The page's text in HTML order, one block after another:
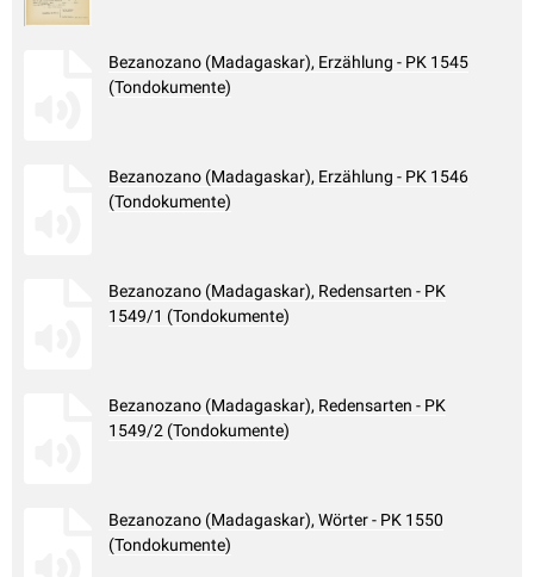
Bezanozano (Madagaskar), Erzählung - PK 1545
(Tondokumente)
Bezanozano (Madagaskar), Erzählung - PK 1546
(Tondokumente)
Bezanozano (Madagaskar), Redensarten - PK
1549/1 (Tondokumente)
Bezanozano (Madagaskar), Redensarten - PK
1549/2 (Tondokumente)
Bezanozano (Madagaskar), Wörter - PK 1550
(Tondokumente)